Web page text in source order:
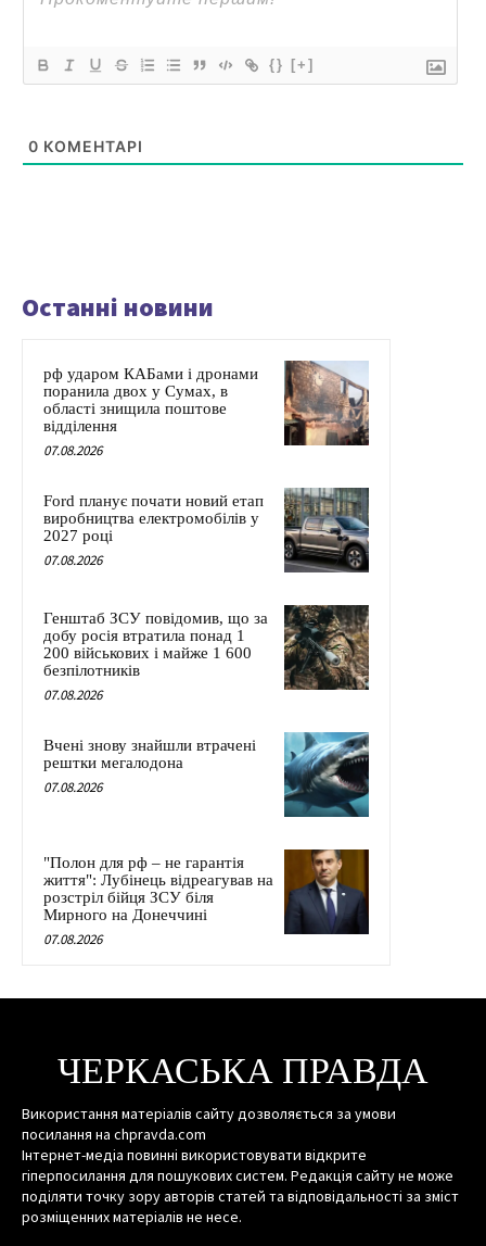
{} [+]
0 КОМЕНТАРІ
Останні новини
рф ударом КАБами і дронами
поранила двох у Сумах, в
області знищила поштове
відділення
07.08.2026
Ford планує почати новий етап
виробництва електромобілів у
2027 році
07.08.2026
Генштаб ЗСУ повідомив, що за
добу росія втратила понад 1
200 військових і майже 1 600
безпілотників
07.08.2026
Вчені знову знайшли втрачені
рештки мегалодона
07.08.2026
"Полон для рф – не гарантія
життя": Лубінець відреагував на
розстріл бійця ЗСУ біля
Мирного на Донеччині
07.08.2026
ЧЕРКАСЬКА ПРАВДА
Використання матеріалів сайту дозволяється за умови
посилання на chpravda.com
Інтернет-медіа повинні використовувати відкрите
гіперпосилання для пошукових систем. Редакція сайту не може
поділяти точку зору авторів статей та відповідальності за зміст
розміщенних матеріалів не несе.